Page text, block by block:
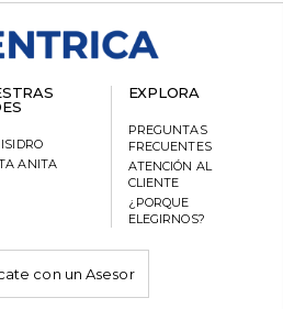
ANITA
EXPLORA
PREGUNTAS
FRECUENTES
ATENCIÓN AL
CLIENTE
¿PORQUE
ELEGIRNOS?
con un Asesor